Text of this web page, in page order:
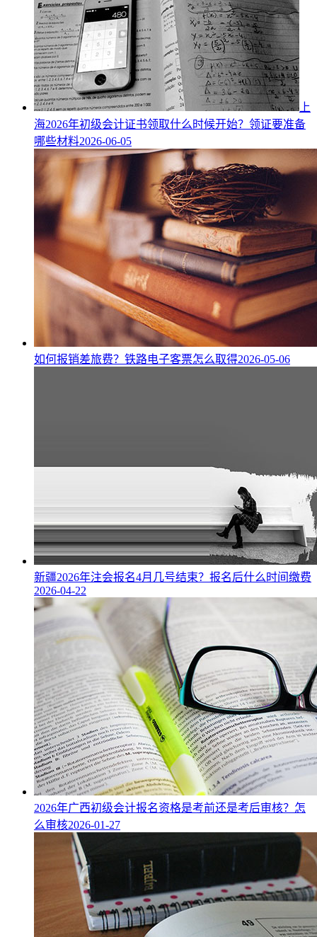
上
海2026年初级会计证书领取什么时候开始？领证要准备
哪些材料2026-06-05
如何报销差旅费？铁路电子客票怎么取得2026-05-06
新疆2026年注会报名4月几号结束？报名后什么时间缴费
2026-04-22
2026年广西初级会计报名资格是考前还是考后审核？怎
么审核2026-01-27